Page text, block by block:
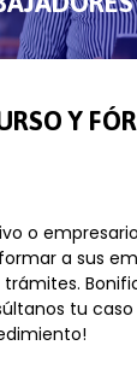
Y
o
a sus
tu